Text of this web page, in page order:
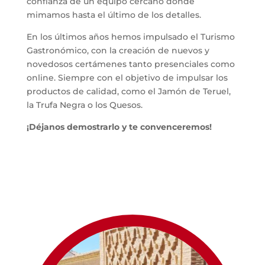
mimamos hasta el último de los detalles.
En los últimos años hemos impulsado el Turismo
Gastronómico, con la creación de nuevos y
novedosos certámenes tanto presenciales como
online. Siempre con el objetivo de impulsar los
productos de calidad, como el Jamón de Teruel,
la Trufa Negra o los Quesos.
¡Déjanos demostrarlo y te convenceremos!